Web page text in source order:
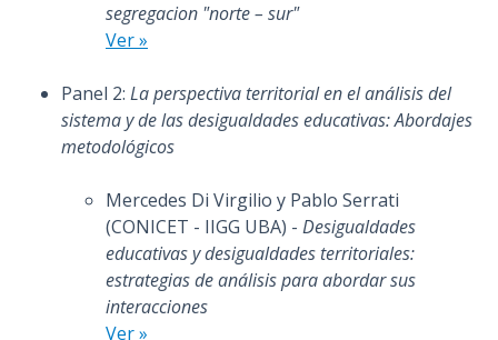
segregacion "norte – sur"
Ver »
Panel 2: La perspectiva territorial en el análisis del
sistema y de las desigualdades educativas: Abordajes
metodológicos
Mercedes Di Virgilio y Pablo Serrati
(CONICET - IIGG UBA) - Desigualdades
educativas y desigualdades territoriales:
estrategias de análisis para abordar sus
interacciones
Ver »